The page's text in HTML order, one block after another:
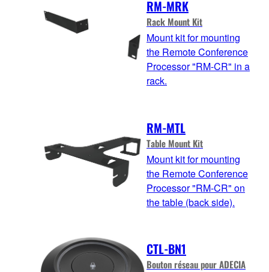
RM-MRK
Rack Mount Kit
Mount kit for mounting
the Remote Conference
Processor "RM-CR" in a
rack.
RM-MTL
Table Mount Kit
Mount kit for mounting
the Remote Conference
Processor "RM-CR" on
the table (back side).
CTL-BN1
Bouton réseau pour ADECIA